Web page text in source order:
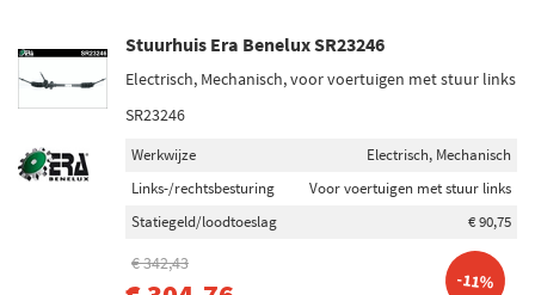
Stuurhuis Era Benelux SR23246
Electrisch, Mechanisch, voor voertuigen met stuur links
SR23246
Werkwijze
Electrisch, Mechanisch
Links-/rechtsbesturing
Voor voertuigen met stuur links
Statiegeld/loodtoeslag
€ 90,75
€ 342,43
-11%